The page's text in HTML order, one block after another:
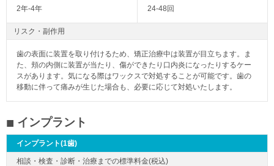
2年-4年 24-48回
リスク・副作用
歯の表面に装置を取り付けるため、矯正治療中は装置が目立ちます。ま
た、頬の内側に装置が当たり、傷ができたり口内炎になったりするケー
スがあります。気になる際はワックスで対処することが可能です。歯の
移動に伴って痛みが生じた場合も、必要に応じて対処いたします。
インプラント
インプラント(1歯)